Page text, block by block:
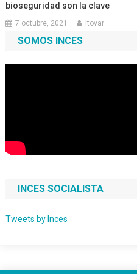
bioseguridad son la clave
7 octubre, 2021 ltovar
SOMOS INCES
INCES SOCIALISTA
Tweets by Inces